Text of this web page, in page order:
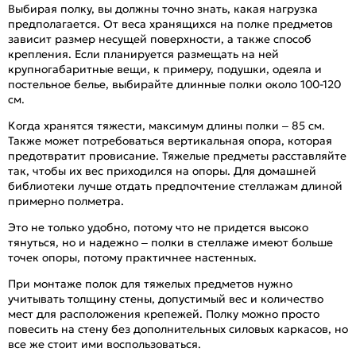
Выбирая полку, вы должны точно знать, какая нагрузка
предполагается. От веса хранящихся на полке предметов
зависит размер несущей поверхности, а также способ
крепления. Если планируется размещать на ней
крупногабаритные вещи, к примеру, подушки, одеяла и
постельное белье, выбирайте длинные полки около 100-120
см.
Когда хранятся тяжести, максимум длины полки – 85 см.
Также может потребоваться вертикальная опора, которая
предотвратит провисание. Тяжелые предметы расставляйте
так, чтобы их вес приходился на опоры. Для домашней
библиотеки лучше отдать предпочтение стеллажам длиной
примерно полметра.
Это не только удобно, потому что не придется высоко
тянуться, но и надежно – полки в стеллаже имеют больше
точек опоры, потому практичнее настенных.
При монтаже полок для тяжелых предметов нужно
учитывать толщину стены, допустимый вес и количество
мест для расположения крепежей. Полку можно просто
повесить на стену без дополнительных силовых каркасов, но
все же стоит ими воспользоваться.